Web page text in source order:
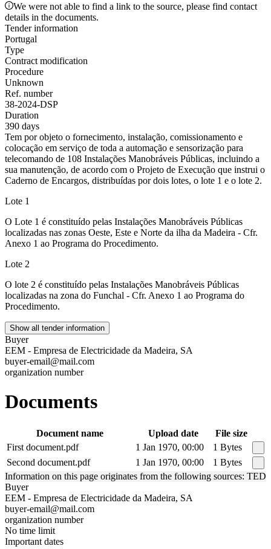
We were not able to find a link to the source, please find contact
details in the documents.
Tender information
Portugal
Type
Contract modification
Procedure
Unknown
Ref. number
38-2024-DSP
Duration
390 days
Tem por objeto o fornecimento, instalação, comissionamento e
colocação em serviço de toda a automação e sensorização para
telecomando de 108 Instalações Manobráveis Públicas, incluindo a
sua manutenção, de acordo com o Projeto de Execução que instrui o
Caderno de Encargos, distribuídas por dois lotes, o lote 1 e o lote 2.
Lote 1
O Lote 1 é constituído pelas Instalações Manobráveis Públicas
localizadas nas zonas Oeste, Este e Norte da ilha da Madeira - Cfr.
Anexo 1 ao Programa do Procedimento.
Lote 2
O lote 2 é constituído pelas Instalações Manobráveis Públicas
localizadas na zona do Funchal - Cfr. Anexo 1 ao Programa do
Procedimento.
Show all tender information
Buyer
EEM - Empresa de Electricidade da Madeira, SA
buyer-email@mail.com
organization number
Documents
Document name Upload date
File size
First document.pdf
1 Jan 1970, 00:00
1 Bytes
Second document.pdf
1 Jan 1970, 00:00
1 Bytes
Information on this page originates from the following sources: TED
Buyer
EEM - Empresa de Electricidade da Madeira, SA
buyer-email@mail.com
organization number
No time limit
Important dates